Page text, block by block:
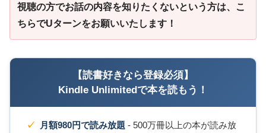
視聴の方でお話の内容を知りたくないという方は、こ
ちらでUターンをお願いいたします！
【読書好きなら登録必須】
Kindle Unlimitedで本を読もう！
月額980円で読み放題 - 500万冊以上の本が読み放